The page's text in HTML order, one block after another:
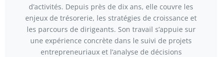
d’activités. Depuis près de dix ans, elle couvre les
enjeux de trésorerie, les stratégies de croissance et
les parcours de dirigeants. Son travail s’appuie sur
une expérience concrète dans le suivi de projets
entrepreneuriaux et l’analyse de décisions